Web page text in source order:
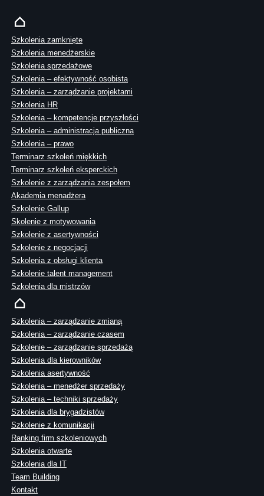
Szkolenia zamknięte
Szkolenia menedżerskie
Szkolenia sprzedażowe
Szkolenia – efektywność osobista
Szkolenia – zarządzanie projektami
Szkolenia HR
Szkolenia – kompetencje przyszłości
Szkolenia – administracja publiczna
Szkolenia – prawo
Terminarz szkoleń miękkich
Terminarz szkoleń eksperckich
Szkolenie z zarządzania zespołem
Akademia menadżera
Szkolenie Gallup
Skolenie z motywowania
Szkolenie z asertywności
Szkolenie z negocjacji
Szkolenia z obsługi klienta
Szkolenie talent management
Szkolenia dla mistrzów
Szkolenia – zarządzanie zmianą
Szkolenia – zarządzanie czasem
Szkolenie – zarządzanie sprzedażą
Szkolenia dla kierowników
Szkolenia asertywność
Szkolenia – menedżer sprzedaży
Szkolenia – techniki sprzedaży
Szkolenia dla brygadzistów
Szkolenie z komunikacji
Ranking firm szkoleniowych
Szkolenia otwarte
Szkolenia dla IT
Team Building
Kontakt